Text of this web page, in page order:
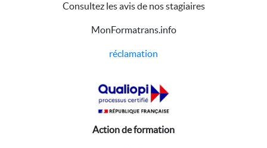
Consultez les avis de nos stagiaires
MonFormatrans.info
réclamation
Action de formation